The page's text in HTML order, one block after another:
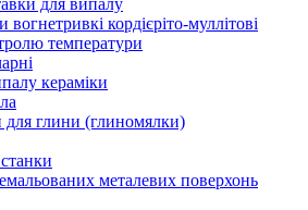
для випалу
вогнетривкі кордієріто-муллітові
температури
кераміки
для глини (глиномялки)
металевих поверхонь